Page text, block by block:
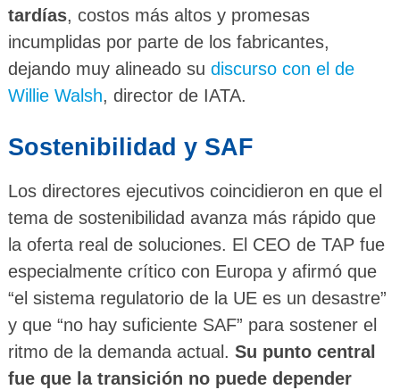
tardías, costos más altos y promesas
incumplidas por parte de los fabricantes,
dejando muy alineado su discurso con el de
Willie Walsh, director de IATA.
Sostenibilidad y SAF
Los directores ejecutivos coincidieron en que el
tema de sostenibilidad avanza más rápido que
la oferta real de soluciones. El CEO de TAP fue
especialmente crítico con Europa y afirmó que
“el sistema regulatorio de la UE es un desastre”
y que “no hay suficiente SAF” para sostener el
ritmo de la demanda actual. Su punto central
fue que la transición no puede depender